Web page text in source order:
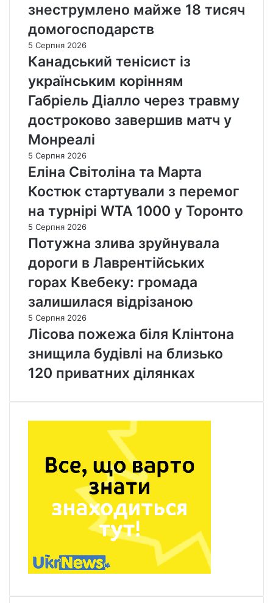
знеструмлено майже 18 тисяч
домогосподарств
5 Серпня 2026
Канадський тенісист із
українським корінням
Габріель Діалло через травму
достроково завершив матч у
Монреалі
5 Серпня 2026
Еліна Світоліна та Марта
Костюк стартували з перемог
на турнірі WTA 1000 у Торонто
5 Серпня 2026
Потужна злива зруйнувала
дороги в Лаврентійських
горах Квебеку: громада
залишилася відрізаною
5 Серпня 2026
Лісова пожежа біля Клінтона
знищила будівлі на близько
120 приватних ділянках